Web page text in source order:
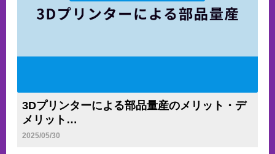
3Dプリンターによる部品量産のメリット・デ
メリット…
2025/05/30